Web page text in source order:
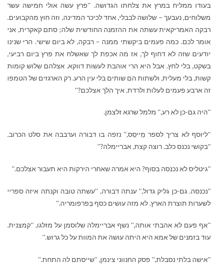
בעודו ממליח במרץ את צלחתו הגדושה. ''פרץ עשה אולי חמישה עשר
משלוחים, נעבעך – שלושה לבבלי, אחד לכיכר המדינה, וזה חוץ מהקבועים.
רבקה האמריקאית עשתה את ההזמנה החודשית שלה; סתם קאקרית, אני
אומר לכם. כמה פעמים ביקשתי ממנה – רבקה, לא ביום שישי. הרי שנינו
יודעים שזה לא דחוף לך, אז מה אכפת לך שאשלח את פרץ ביום רביעי,
בשקט, בלי לחץ. אבל היא הרי אוהבת לעשות דווקא. אצלהם שלוש קומות
קשות, בלי מעלית, ולשתות הם שותים בלי עין הרע. רק הארגזים של הטמפו
זה ארבע פעמים לעלות ולרדת. איך הלך אצלכם?''
''היה גם-כן לא רע,'' מלמל שרגא זלצמן.
''ליוסף לא צריך לספר מַייסֵס,'' נזפה בו דבורה וערבבה את סלט הכרוב.
''בקושי נכנס כלב. רוצה קצת, אבריימלה?''
''גיטליס לא נכנסה בסוף? היא אמרה שאחרי הירקות היא תעבור אצלכם.''
''נכנסה. גם-כן גליק גדול,'' ענתה דבורה, ''עשתה טובה וקנתה איזה ספריי
לשערות תוצרת הארץ. לא מזה עושים כסף בְּפרפומריה.''
''אף פעם לא אהבתי אותה,'' נשף אבריימלה שלוסמן על מזלגו, ''קמצנית.
עוד בזמנים של אמא היא היתה עושה את המוות על כל גרוש.''
''אישה בלתי נסבלת,'' פסק החנווני צינמן, ''שייסתם לה התחת.''